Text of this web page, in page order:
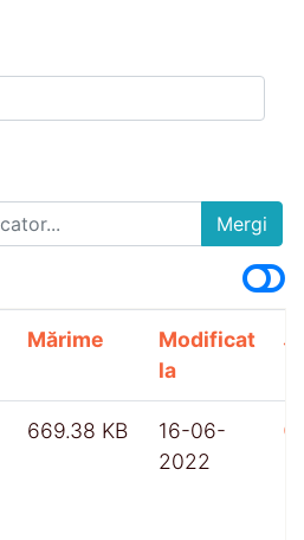
Mergi
Mărime
Modificat
la
669.38 KB
16-06-
2022